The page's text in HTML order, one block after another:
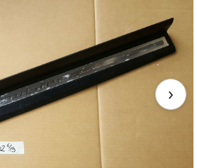
›